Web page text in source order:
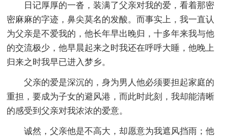
日记厚厚的一沓，装满了父亲对我的爱，看着那密
密麻麻的字迹，鼻尖莫名的发酸。而事实上，我一直认
为父亲是不爱我的，他长年早出晚归，十多年来我与他
的交流极少，他早晨起来之时我还在呼呼大睡，他晚上
归来之时我早已进入梦乡。
父亲的爱是深沉的，身为男人他必须要担起家庭的
重担，要成为子女的避风港，而此时此刻，我却能清晰
的感受到父亲对我浓浓的爱意。
诚然，父亲他是不高大，却愿意为我遮风挡雨；他